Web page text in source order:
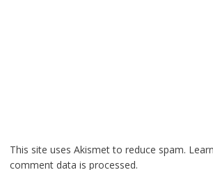
This site uses Akismet to reduce spam.
comment data is processed.